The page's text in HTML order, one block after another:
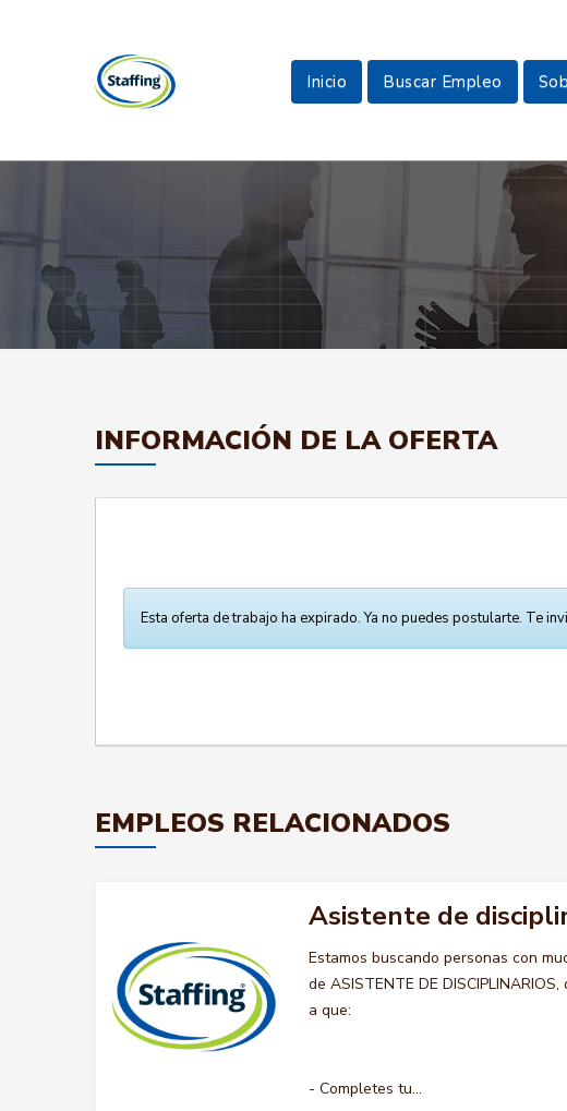
Inicio Buscar Empleo
INFORMACIÓN DE LA OFERTA
Esta oferta de trabajo ha expirado. Ya no puedes postularte. Te
EMPLEOS RELACIONADOS
Asistente de
Estamos buscando personas con
de ASISTENTE DE
a que:
- Completes tu...